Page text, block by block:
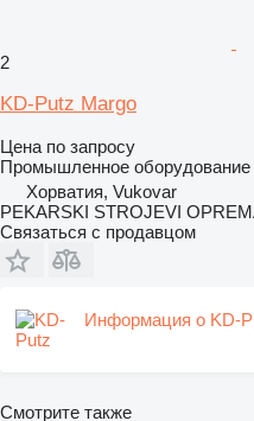
2
KD-Putz Margo
Цена по запросу
Промышленное
Хорватия, Vukovar
PEKARSKI STROJEVI
Связаться с продавцом
Информация о KD-
Смотрите также